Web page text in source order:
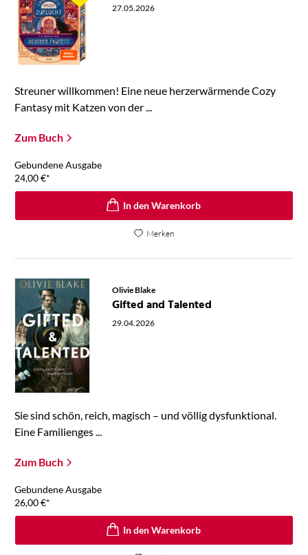
27.05.2026
Streuner willkommen! Eine neue herzerwärmende Cozy
Fantasy mit Katzen von der ...
Zum Buch
Gebundene Ausgabe
24,00€*
In den Warenkorb
Merken
Olivie Blake
Gifted and Talented
29.04.2026
Sie sind schön, reich, magisch – und völlig dysfunktional.
Eine Familienges ...
Zum Buch
Gebundene Ausgabe
26,00€*
In den Warenkorb